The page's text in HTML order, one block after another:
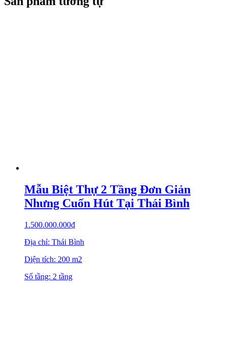
Mẫu Biệt Thự 2 Tầng Đơn Giản
Nhưng Cuốn Hút Tại Thái Bình
1.500.000.000₫
Địa chỉ: Thái Bình
Diện tích: 200 m2
Số tầng: 2 tầng